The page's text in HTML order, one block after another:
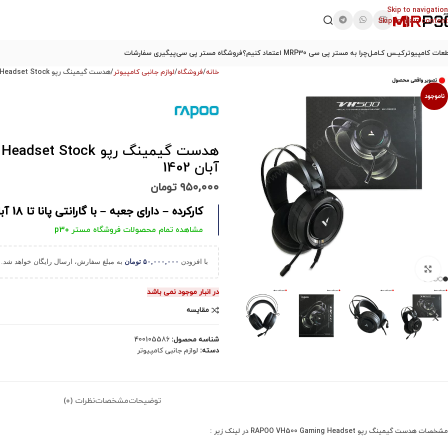
Skip to navigation
Skip to main content
کامپیوترکیـس کـامـلچرا به مستر پی سی MRP30 اعتماد کنیم؟ فروشگاه مستر پی سیپیگیری سفارشات
ناموجود
خانه فروشگاه لوازم جانبی کامپیوتر هدست گیمینگ رپو RAPOO VH500 Gaming Headset Stock – گارانتی تا آبان 1402
آبان 1402
۹۵۰,۰۰۰ تومان
کارکرده – دارای جعبه – با گارانتی پانا تا 18 آبان 1402
مشاهده تمام محصولات فروشگاه مستر p30
با افزودن ۵۰,۰۰۰,۰۰۰ تومان به مبلغ سفارش، ارسال رایگان خواهد شد.
در انبار موجود نمی باشد
مقایسه
شناسه محصول: 400105586
دسته: لوازم جانبی کامپیوتر
توضیحاتمشخصاتنظرات (0)
مشخصات هدست گیمینگ رپو RAPOO VH500 Gaming Headset در لینک زیر :